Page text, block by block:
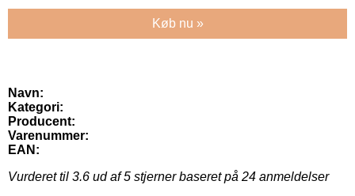
Køb nu »
Navn:
Kategori:
Producent:
Varenummer:
EAN:
Vurderet til 3.6 ud af 5 stjerner baseret på 24 anmeldelser